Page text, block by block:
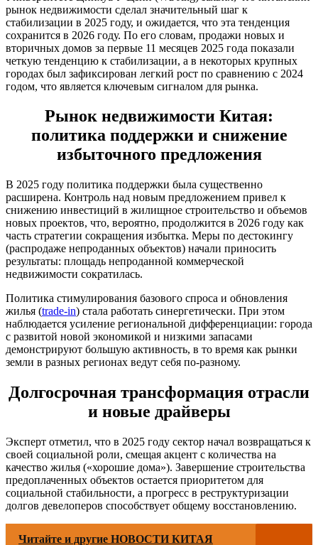
рынок недвижимости сделал значительный шаг к
стабилизации в 2025 году, и ожидается, что эта тенденция
сохранится в 2026 году. По его словам, продажи новых и
вторичных домов за первые 11 месяцев 2025 года показали
четкую тенденцию к стабилизации, а в некоторых крупных
городах был зафиксирован легкий рост по сравнению с 2024
годом, что является ключевым сигналом для рынка.
Рынок недвижимости Китая:
политика поддержки и снижение
избыточного предложения
В 2025 году политика поддержки была существенно
расширена. Контроль над новым предложением привел к
снижению инвестиций в жилищное строительство и объемов
новых проектов, что, вероятно, продолжится в 2026 году как
часть стратегии сокращения избытка. Меры по дестокингу
(распродаже непроданных объектов) начали приносить
результаты: площадь непроданной коммерческой
недвижимости сократилась.
Политика стимулирования базового спроса и обновления
жилья (trade-in) стала работать синергетически. При этом
наблюдается усиление региональной дифференциации: города
с развитой новой экономикой и низкими запасами
демонстрируют большую активность, в то время как рынки
земли в разных регионах ведут себя по-разному.
Долгосрочная трансформация отрасли
и новые драйверы
Эксперт отметил, что в 2025 году сектор начал возвращаться к
своей социальной роли, смещая акцент с количества на
качество жилья («хорошие дома»). Завершение строительства
предоплаченных объектов остается приоритетом для
социальной стабильности, а прогресс в реструктуризации
долгов девелоперов способствует общему восстановлению.
Читайте и другие НОВОСТИ КИТАЯ